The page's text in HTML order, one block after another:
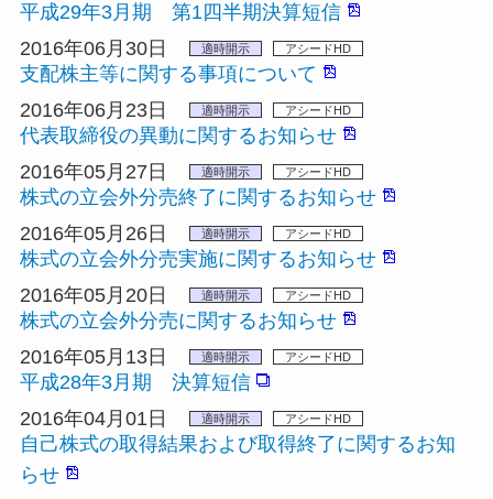
平成29年3月期 第1四半期決算短信
2016年06月30日
適時開示 アシードHD
支配株主等に関する事項について
2016年06月23日
適時開示 アシードHD
代表取締役の異動に関するお知らせ
2016年05月27日
適時開示 アシードHD
株式の立会外分売終了に関するお知らせ
2016年05月26日
適時開示 アシードHD
株式の立会外分売実施に関するお知らせ
2016年05月20日
適時開示 アシードHD
株式の立会外分売に関するお知らせ
2016年05月13日
適時開示 アシードHD
平成28年3月期 決算短信
2016年04月01日
適時開示 アシードHD
自己株式の取得結果および取得終了に関するお知
らせ